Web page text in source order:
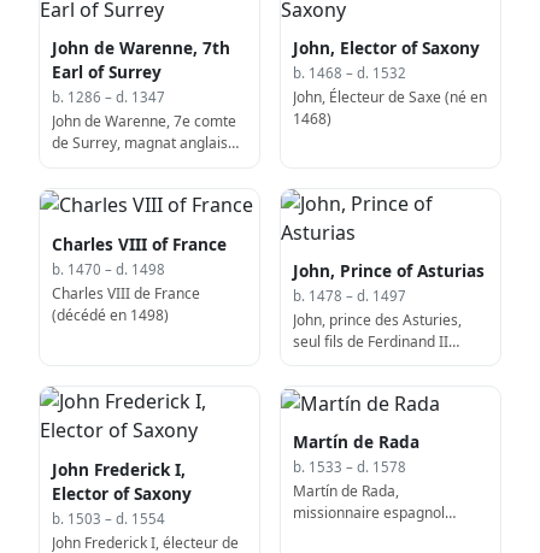
John de Warenne, 7th
Earl of Surrey
b. 1286 – d. 1347
John de Warenne, 7e comte
de Surrey, magnat anglais
John, Elector of Saxony
b. 1468 – d. 1532
John, Électeur de Saxe (né en
1468)
Charles VIII of France
b. 1470 – d. 1498
Charles VIII de France
(décédé en 1498)
John, Prince of Asturias
b. 1478 – d. 1497
John, prince des Asturies,
seul fils de Ferdinand II
Castille (né en 1478)
John Frederick I,
Elector of Saxony
b. 1503 – d. 1554
John Frederick I, électeur de
Martín de Rada
b. 1533 – d. 1578
Martín de Rada,
missionnaire espagnol